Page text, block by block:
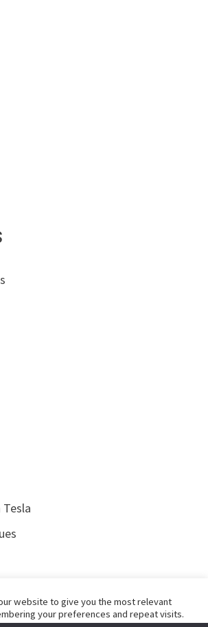
website to give you the most relevant
your preferences and repeat visits.